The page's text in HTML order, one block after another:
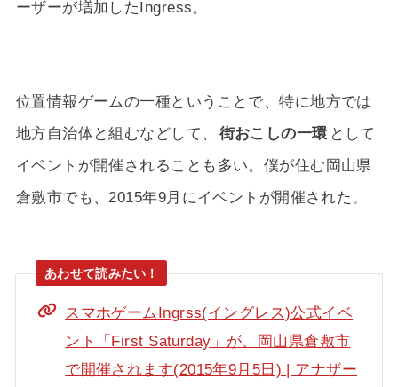
ーザーが増加したIngress。
位置情報ゲームの一種ということで、特に地方では
地方自治体と組むなどして、
街おこしの一環 として
イベントが開催されることも多い。僕が住む岡山県
倉敷市でも、2015年9月にイベントが開催された。
スマホゲームIngrss(イングレス)公式イベ
ント「First Saturday」が、岡山県倉敷市
で開催されます(2015年9月5日) | アナザー